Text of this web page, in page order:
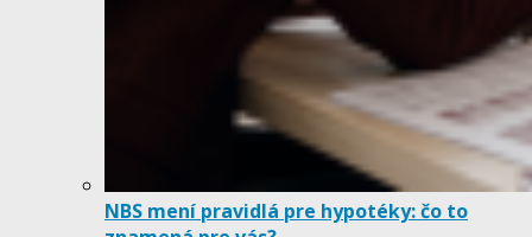
NBS mení pravidlá pre hypotéky: čo to